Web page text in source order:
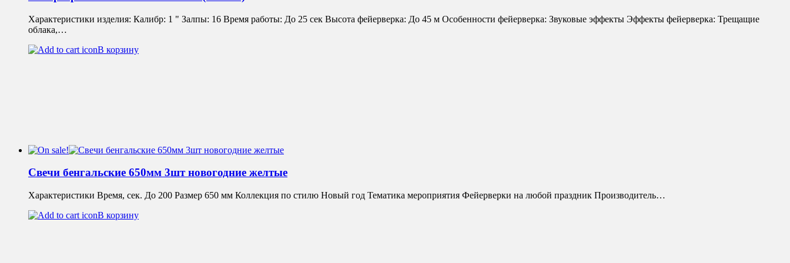
Характеристики изделия: Калибр: 1 " Залпы: 16 Время работы: До 25 сек Высота фейерверка: До 45 м Особенности фейерверка: Звуковые эффекты Эффекты фейерверка: Трещащие
облака,…
В корзину
Свечи бенгальские 650мм 3шт новогодние желтые
Характеристики Время, сек. До 200 Размер 650 мм Коллекция по стилю Новый год Тематика мероприятия Фейерверки на любой праздник Производитель…
В корзину